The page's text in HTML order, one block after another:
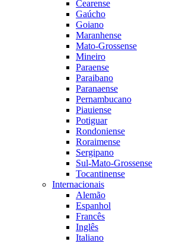
Cearense
Gaúcho
Goiano
Maranhense
Mato-Grossense
Mineiro
Paraense
Paraibano
Paranaense
Pernambucano
Piauiense
Potiguar
Rondoniense
Roraimense
Sergipano
Sul-Mato-Grossense
Tocantinense
Internacionais
Alemão
Espanhol
Francês
Inglês
Italiano